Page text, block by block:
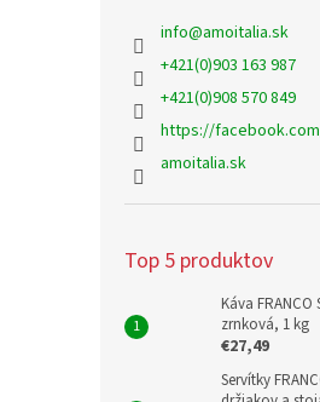
info@amoitalia.sk
+421(0)903 163 987
+421(0)908 570 849
https://
amoitalia.sk
Top 5 produktov
Káva FRANCO
zrnková, 1 kg
€27,49
Servítky